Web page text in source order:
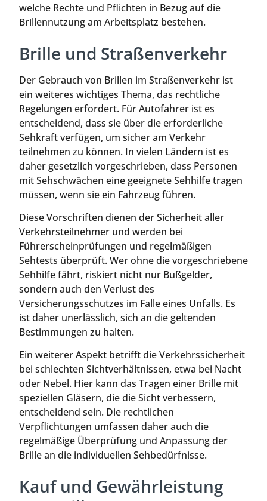
welche Rechte und Pflichten in Bezug auf die
Brillennutzung am Arbeitsplatz bestehen.
Brille und Straßenverkehr
Der Gebrauch von Brillen im Straßenverkehr ist
ein weiteres wichtiges Thema, das rechtliche
Regelungen erfordert. Für Autofahrer ist es
entscheidend, dass sie über die erforderliche
Sehkraft verfügen, um sicher am Verkehr
teilnehmen zu können. In vielen Ländern ist es
daher gesetzlich vorgeschrieben, dass Personen
mit Sehschwächen eine geeignete Sehhilfe tragen
müssen, wenn sie ein Fahrzeug führen.
Diese Vorschriften dienen der Sicherheit aller
Verkehrsteilnehmer und werden bei
Führerscheinprüfungen und regelmäßigen
Sehtests überprüft. Wer ohne die vorgeschriebene
Sehhilfe fährt, riskiert nicht nur Bußgelder,
sondern auch den Verlust des
Versicherungsschutzes im Falle eines Unfalls. Es
ist daher unerlässlich, sich an die geltenden
Bestimmungen zu halten.
Ein weiterer Aspekt betrifft die Verkehrssicherheit
bei schlechten Sichtverhältnissen, etwa bei Nacht
oder Nebel. Hier kann das Tragen einer Brille mit
speziellen Gläsern, die die Sicht verbessern,
entscheidend sein. Die rechtlichen
Verpflichtungen umfassen daher auch die
regelmäßige Überprüfung und Anpassung der
Brille an die individuellen Sehbedürfnisse.
Kauf und Gewährleistung